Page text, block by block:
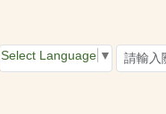
Select Language ▼